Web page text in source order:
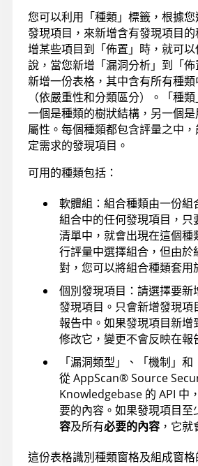
您可以利用「種類」標籤，根據
發現項目，來新增含有發現項目
增某些項目到「佈置」時，就可
說，當您新增「漏洞分析」到「
新增一份表格，其中含有所有種
（依嚴重性和分類區分）。「種
一個是種類的樹狀結構，另一個
屬性。每個種類都包含評量之中
定需求的發現項目。
可用的種類包括：
軟體組：組合種類由一份組
組合中的任何發現項目，只
清單中，就會出現在這個種
行評量中選擇組合，但由於
對，您可以將組合種類套用
個別發現項目：請選擇要新
發現項目。只會新增發現
報告中。如果發現項目新增
修改它，變更不會反映在報
「漏洞類型」、「機制」
從AppScan®Source
Knowledgebase 的 API 中
要的內容。如果發現項目至
容及所有必要的內容 ，它
這份表格識別種類窗格及組成窗格